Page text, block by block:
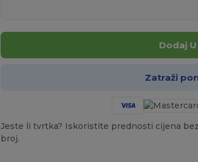
Dodaj
Zatraži
Jeste li tvrtka? Iskoristite prednosti cijena
broj.